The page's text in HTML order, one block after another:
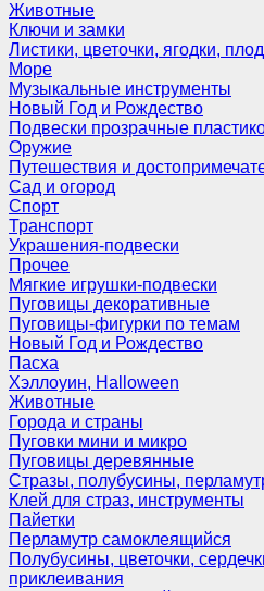
Животные
Ключи и замки
Листики, цветочки, ягодки,
Море
Музыкальные инструменты
Новый Год и Рождество
Подвески прозрачные
Оружие
Путешествия и
Сад и огород
Спорт
Транспорт
Украшения-подвески
Прочее
Мягкие игрушки-подвески
Пуговицы декоративные
Пуговицы-фигурки по темам
Новый Год и Рождество
Пасха
Хэллоуин, Halloween
Животные
Города и страны
Пуговки мини и микро
Пуговицы деревянные
Стразы, полубусины,
Клей для страз, инструменты
Пайетки
Перламутр самоклеящийся
Полубусины, цветочки,
приклеивания